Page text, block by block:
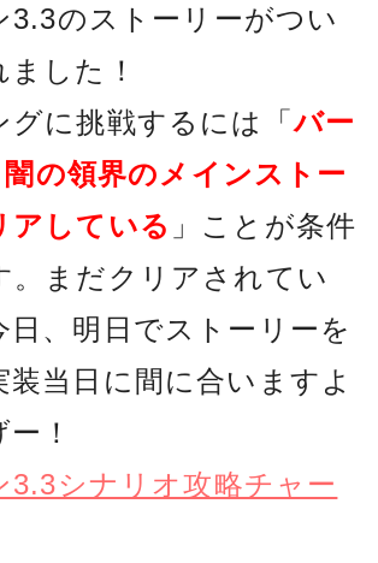
3.3のストーリーがつい
した！
グに挑戦するには「バー
の領界のメインストー
アしている 」ことが条件
。まだクリアされてい
日、明日でストーリーを
当日に間に合いますよ
！
3.3シナリオ攻略チャー